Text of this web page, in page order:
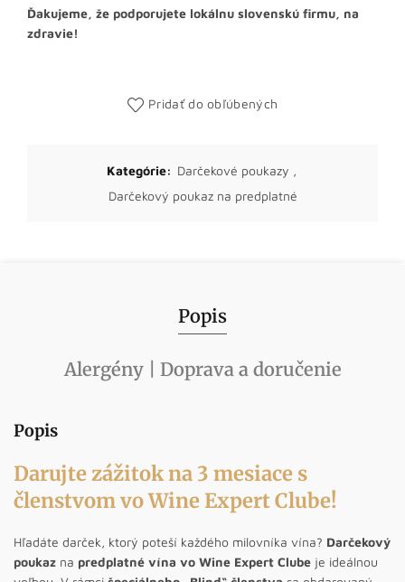
Ďakujeme, že podporujete lokálnu slovenskú firmu, na
zdravie!
Pridať do obľúbených
Kategórie: Darčekové poukazy ,
Darčekový poukaz na predplatné
Popis
Alergény | Doprava a doručenie
Popis
Darujte zážitok na 3 mesiace s
členstvom vo Wine Expert Clube!
Hľadáte darček, ktorý poteší každého milovníka vína? Darčekový
poukaz na predplatné vína vo Wine Expert Clube je ideálnou